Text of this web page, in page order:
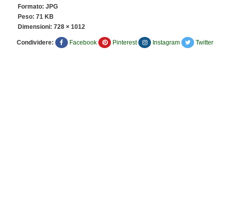
Formato: JPG
Peso: 71 KB
Dimensioni: 728 × 1012
Condividere: Facebook Pinterest Instagram Twitter